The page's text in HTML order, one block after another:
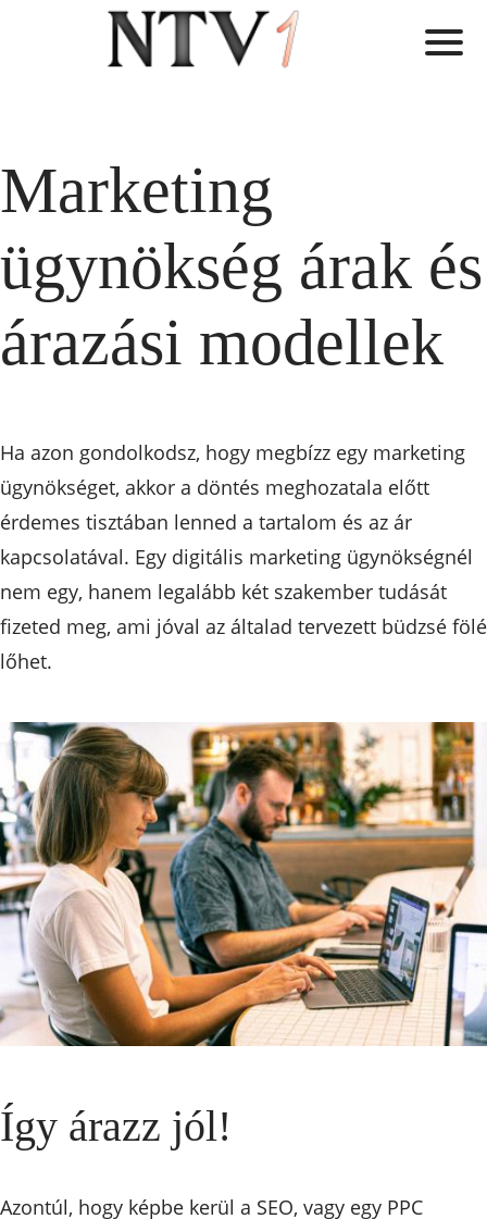
Marketing
ügynökség árak és
árazási modellek
Ha azon gondolkodsz, hogy megbízz egy marketing
ügynökséget, akkor a döntés meghozatala előtt
érdemes tisztában lenned a tartalom és az ár
kapcsolatával. Egy digitális marketing ügynökségnél
nem egy, hanem legalább két szakember tudását
fizeted meg, ami jóval az általad tervezett büdzsé fölé
lőhet.
Így árazz jól!
Azontúl, hogy képbe kerül a SEO, vagy egy PPC